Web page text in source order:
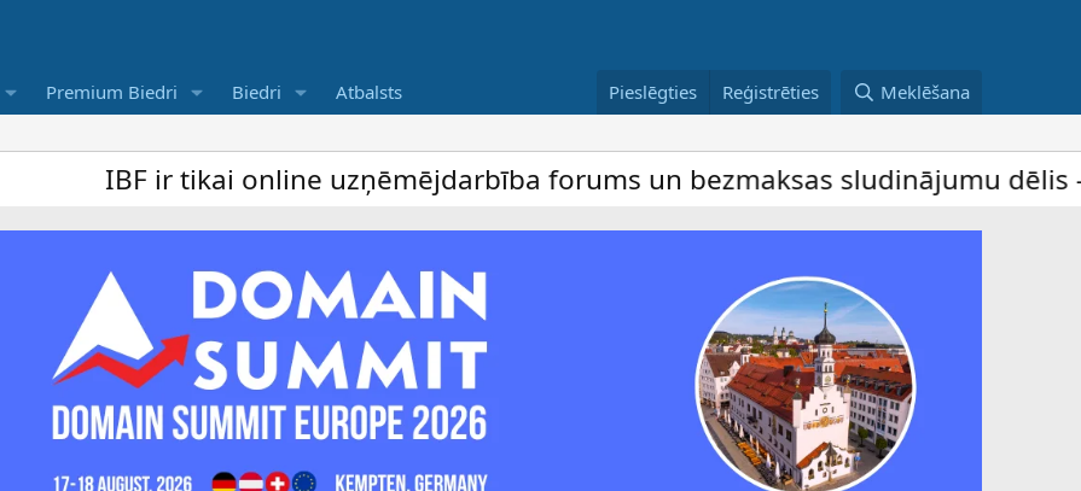
Premium Biedri Biedri Atbalsts Pieslēgties Reģistrēties Meklēšana
IBF ir tikai online uzņēmējdarbība forums un bezmaksas sludinājumu dēlis –